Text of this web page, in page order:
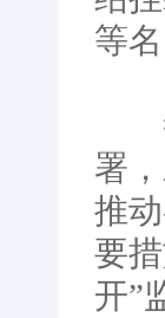
等
问
答
署
推
要
开”